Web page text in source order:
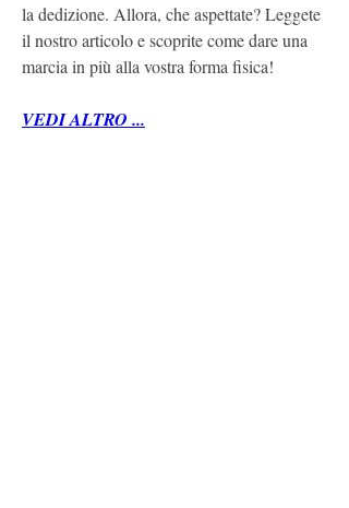
la dedizione. Allora, che aspettate? Leggete
il nostro articolo e scoprite come dare una
marcia in più alla vostra forma fisica!
VEDI ALTRO ...